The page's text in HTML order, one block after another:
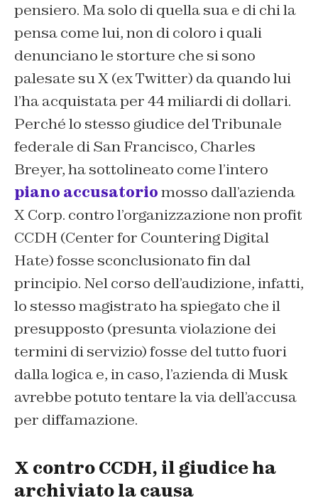
pensiero. Ma solo di quella sua e di chi la
pensa come lui, non di coloro i quali
denunciano le storture che si sono
palesate su X (ex Twitter) da quando lui
l’ha acquistata per 44 miliardi di dollari.
Perché lo stesso giudice del Tribunale
federale di San Francisco, Charles
Breyer, ha sottolineato come l’intero
piano accusatoriomosso dall’azienda
X Corp. contro l’organizzazione non profit
CCDH (Center for Countering Digital
Hate) fosse sconclusionato fin dal
principio. Nel corso dell’audizione, infatti,
lo stesso magistrato ha spiegato che il
presupposto (presunta violazione dei
termini di servizio) fosse del tutto fuori
dalla logica e, in caso, l’azienda di Musk
avrebbe potuto tentare la via dell’accusa
per diffamazione.
X contro CCDH, il giudice ha
archiviato la causa